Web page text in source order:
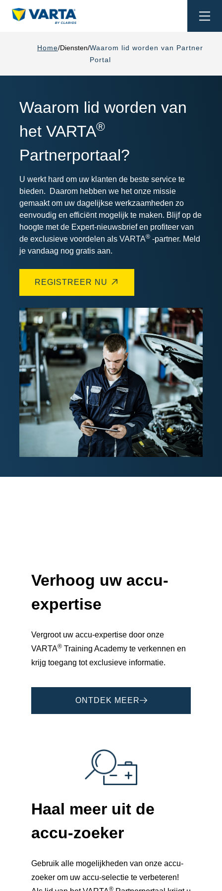
Home Diensten Waarom lid worden van Partner
Portal
Waarom lid worden van
het VARTA®
Partnerportaal?
U werkt hard om uw klanten de beste service te
bieden. Daarom hebben we het onze missie
gemaakt om uw dagelijkse werkzaamheden zo
eenvoudig en efficiënt mogelijk te maken. Blijf op de
hoogte met de Expert-nieuwsbrief en profiteer van
de exclusieve voordelen als VARTA® -partner. Meld
je vandaag nog gratis aan.
REGISTREER NU
Verhoog uw accu-
expertise
Vergroot uw accu-expertise door onze
VARTA® Training Academy te verkennen en
krijg toegang tot exclusieve informatie.
ONTDEK MEER
Haal meer uit de
accu-zoeker
Gebruik alle mogelijkheden van onze accu-
zoeker om uw accu-selectie te verbeteren!
®